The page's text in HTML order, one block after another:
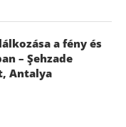
a fény és
– Şehzade
Antalya